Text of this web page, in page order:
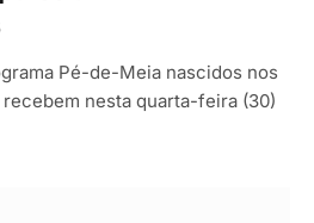
Pé-de-Meia nascidos nos
nesta quarta-feira (30)